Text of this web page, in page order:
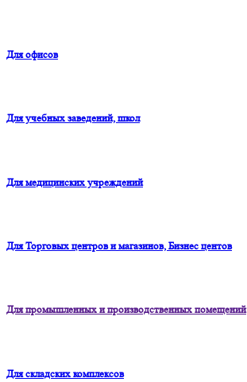
Для офисов
Для учебных заведений, школ
Для медицинских учреждений
Для Торговых центров и магазинов, Бизнес центов
Для промышленных и производственных помещений
Для складских комплексов